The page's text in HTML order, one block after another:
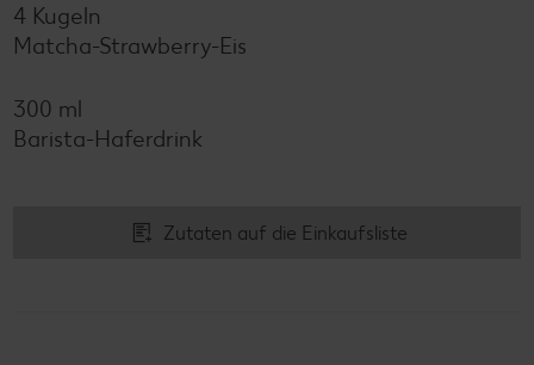
4 Kugeln
Matcha-Strawberry-Eis
300 ml
Barista-Haferdrink
Zutaten auf die Einkaufsliste